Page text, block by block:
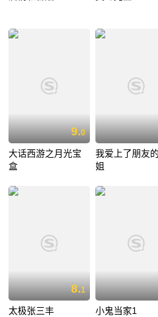
9.0
大话西游之月光宝
盒
我爱上了朋友
姐
8.1
太极张三丰 小鬼当家1